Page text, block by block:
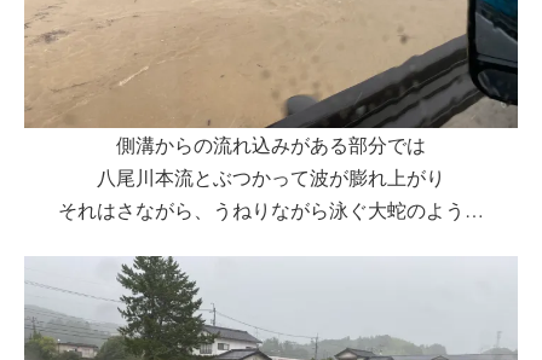
側溝からの流れ込みがある部分では
八尾川本流とぶつかって波が膨れ上がり
それはさながら、うねりながら泳ぐ大蛇のよう…